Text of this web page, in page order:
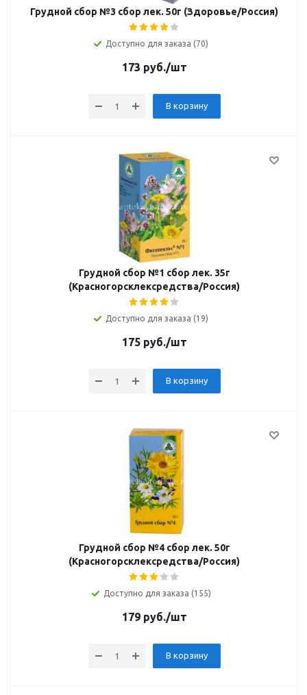
Грудной сбор №3 сбор лек. 50г (Здоровье/Россия)
Доступно для заказа (70)
173 руб./шт
В корзину
Грудной сбор №1 сбор лек. 35г
(Красногорсклексредства/Россия)
Доступно для заказа (19)
175руб./шт
В корзину
Грудной сбор №4 сбор лек. 50г
(Красногорсклексредства/Россия)
Доступно для заказа (155)
179руб./шт
В корзину